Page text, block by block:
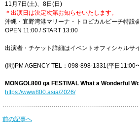
Contact
11月7日(土)、8日(日)
＊出演日は決定次第お知らせいたします。
沖縄・宜野湾港マリーナ・トロピカルビーチ特設
OPEN 11:00 / START 13:00
出演者・チケット詳細はイベントオフィシャルサ
(問)PM AGENCY TEL：098-898-1331(平日11:00
MONGOL800 ga FESTIVAL What a Wonderful
https://www800.asia/2026/
前の記事へ